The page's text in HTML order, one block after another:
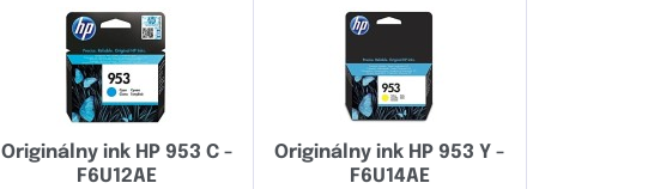
Originálny ink HP 953 C -
F6U12AE
Originálny ink HP 953 Y -
F6U14AE